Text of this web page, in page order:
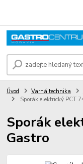
Úvod Varná technika
Sporák elektrický PCT
Sporák
Gastro